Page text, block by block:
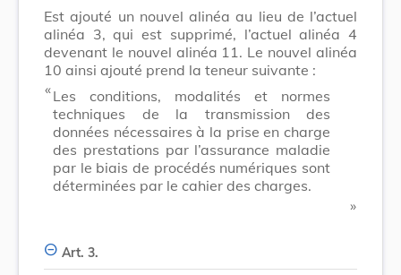
Est ajouté un nouvel alinéa au lieu de l’actuel
alinéa 3, qui est supprimé, l’actuel alinéa 4
devenant le nouvel alinéa 11. Le nouvel alinéa
10 ainsi ajouté prend la teneur suivante :
​ «Les conditions, modalités et normes
techniques de la transmission des
données nécessaires à la prise en charge
des prestations par l’assurance maladie
par le biais de procédés numériques sont
déterminées par le cahier des charges.
​ »
Art. 3.